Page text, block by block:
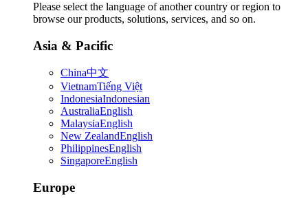
Please select the language of another country or region to
browse our products, solutions, services, and so on.
Asia & Pacific
China中文
VietnamTiếng Việt
IndonesiaIndonesian
AustraliaEnglish
MalaysiaEnglish
New ZealandEnglish
PhilippinesEnglish
SingaporeEnglish
Europe